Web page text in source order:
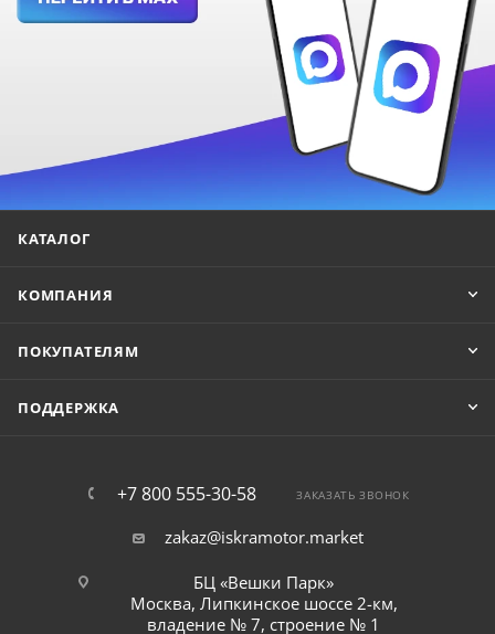
КАТАЛОГ
КОМПАНИЯ
ПОКУПАТЕЛЯМ
ПОДДЕРЖКА
+7 800 555-30-58 ЗАКАЗАТЬ ЗВОНОК
zakaz@iskramotor.market
БЦ «Вешки Парк»
Москва, Липкинское шоссе 2-км,
владение № 7, строение № 1